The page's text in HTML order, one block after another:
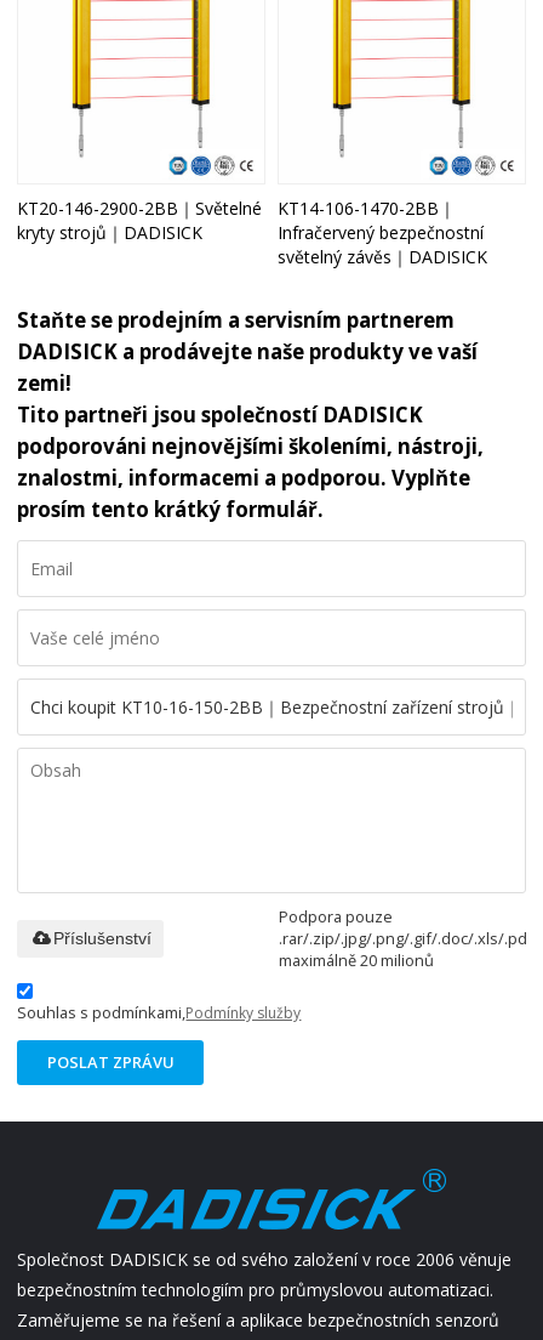
KT20-146-2900-2BB｜Světelné
kryty strojů｜DADISICK
KT14-106-1470-2BB｜
Infračervený bezpečnostní
světelný závěs｜DADISICK
Staňte se prodejním a servisním partnerem
DADISICK a prodávejte naše produkty ve vaší
zemi!
Tito partneři jsou společností DADISICK
podporováni nejnovějšími školeními, nástroji,
znalostmi, informacemi a podporou. Vyplňte
prosím tento krátký formulář.
Podpora pouze
.rar/.zip/.jpg/.png/.gif/.doc/.xls/.pdf,
maximálně 20 milionů
Příslušenství
Souhlas s podmínkami,Podmínky služby
POSLAT ZPRÁVU
Společnost DADISICK se od svého založení v roce 2006 věnuje
bezpečnostním technologiím pro průmyslovou automatizaci.
Zaměřujeme se na řešení a aplikace bezpečnostních senzorů